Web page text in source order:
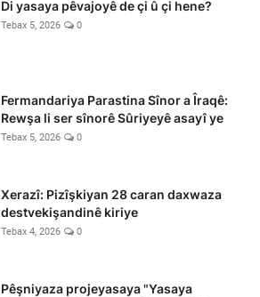
Di yasaya pêvajoyê de çi û çi hene?
Tebax 5, 2026 0
Fermandariya Parastina Sînor a Îraqê:
Rewşa li ser sînorê Sûriyeyê asayî ye
Tebax 5, 2026 0
Xerazî: Pizîşkiyan 28 caran daxwaza
destvekişandinê kiriye
Tebax 4, 2026 0
Pêşniyaza projeyasaya "Yasaya